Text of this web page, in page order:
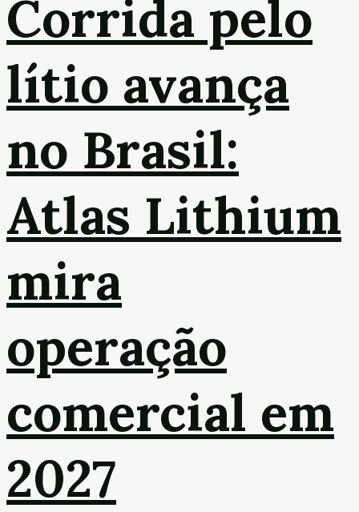
Corrida pelo
lítio avança
no Brasil:
Atlas Lithium
mira
operação
comercial em
2027